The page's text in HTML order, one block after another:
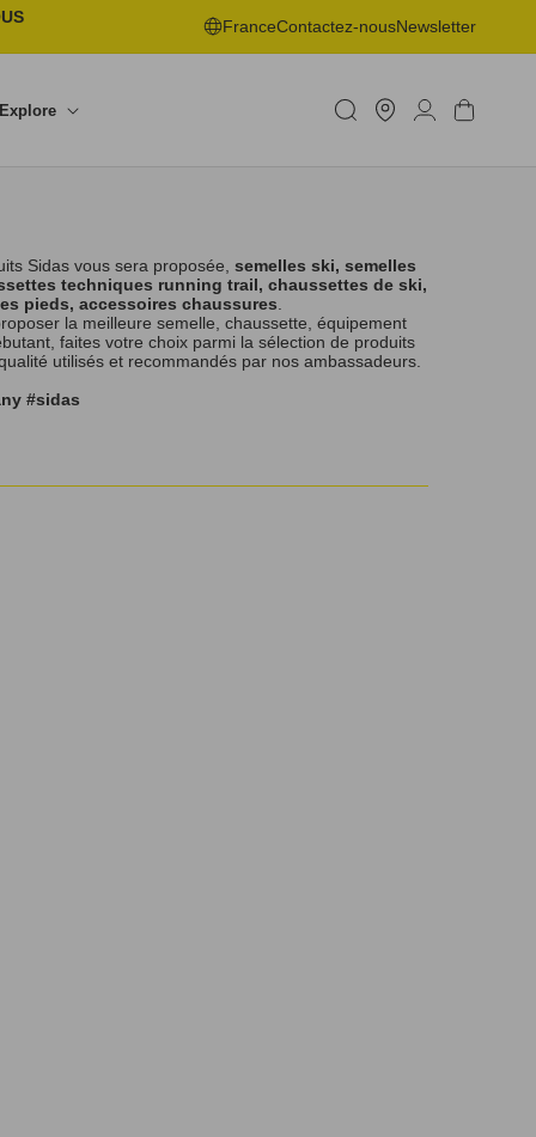
FranceContactez-nousNewsletter
Explore
un
shop
ConnexionPanier
Sidas vous sera proposée, semelles ski, semelles
techniques running trail, chaussettes de ski,
pieds, accessoires chaussures
la meilleure semelle, chaussette, équipement
faites votre choix parmi la sélection de produits
utilisés et recommandés par nos ambassadeurs.
#sidas